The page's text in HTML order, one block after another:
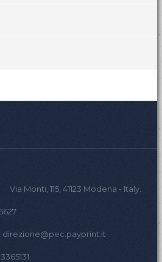
Via Monti, 115, 41123 Modena - Italy.
direzione@pec.payprint.it